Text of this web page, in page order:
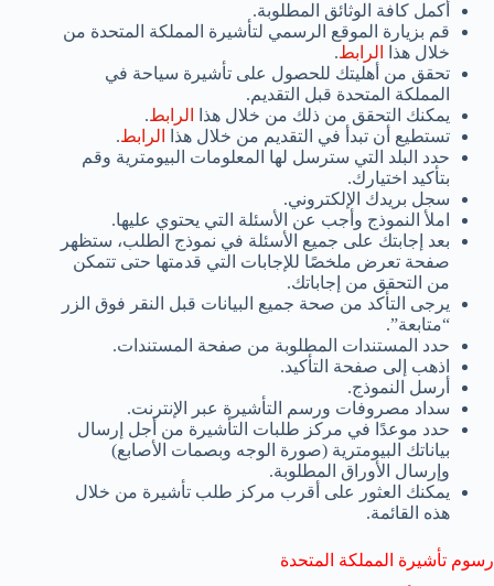
أكمل كافة الوثائق المطلوبة.
قم بزيارة الموقع الرسمي لتأشيرة المملكة المتحدة من
خلال هذا
الرابط.
تحقق من أهليتك للحصول على تأشيرة سياحة في
المملكة المتحدة قبل التقديم.
يمكنك التحقق من ذلك من خلال هذا
الرابط.
تستطيع أن تبدأ في التقديم من خلال هذا
الرابط.
حدد البلد التي سترسل لها المعلومات البيومترية وقم
بتأكيد اختيارك.
سجل بريدك الإلكتروني.
املأ النموذج وأجب عن الأسئلة التي يحتوي عليها.
بعد إجابتك على جميع الأسئلة في نموذج الطلب، ستظهر
صفحة تعرض ملخصًا للإجابات التي قدمتها حتى تتمكن
من التحقق من إجاباتك.
يرجى التأكد من صحة جميع البيانات قبل النقر فوق الزر
“متابعة”.
حدد المستندات المطلوبة من صفحة المستندات.
اذهب إلى صفحة التأكيد.
أرسل النموذج.
سداد مصروفات ورسم التأشيرة عبر الإنترنت.
حدد موعدًا في مركز طلبات التأشيرة من أجل إرسال
بياناتك البيومترية (صورة الوجه وبصمات الأصابع)
وإرسال الأوراق المطلوبة.
يمكنك العثور على أقرب مركز طلب تأشيرة من خلال
هذه القائمة.
رسوم تأشيرة المملكة المتحدة